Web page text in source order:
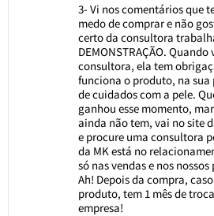
3- Vi nos comentários que
medo de comprar e não
certo da consultora
DEMONSTRAÇÃO.
consultora, ela tem
funciona o produto, na sua
de cuidados com a pele.
ganhou esse momento,
ainda não tem, vai no site
e procure uma consultora
da MK está no
só nas vendas e nos
Ah! Depois da compra,
produto, tem 1 mês de
empresa!